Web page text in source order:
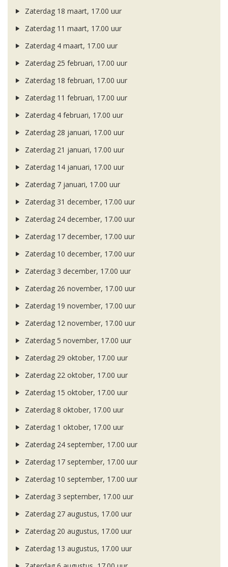
Zaterdag 18 maart, 17.00 uur
Zaterdag 11 maart, 17.00 uur
Zaterdag 4 maart, 17.00 uur
Zaterdag 25 februari, 17.00 uur
Zaterdag 18 februari, 17.00 uur
Zaterdag 11 februari, 17.00 uur
Zaterdag 4 februari, 17.00 uur
Zaterdag 28 januari, 17.00 uur
Zaterdag 21 januari, 17.00 uur
Zaterdag 14 januari, 17.00 uur
Zaterdag 7 januari, 17.00 uur
Zaterdag 31 december, 17.00 uur
Zaterdag 24 december, 17.00 uur
Zaterdag 17 december, 17.00 uur
Zaterdag 10 december, 17.00 uur
Zaterdag 3 december, 17.00 uur
Zaterdag 26 november, 17.00 uur
Zaterdag 19 november, 17.00 uur
Zaterdag 12 november, 17.00 uur
Zaterdag 5 november, 17.00 uur
Zaterdag 29 oktober, 17.00 uur
Zaterdag 22 oktober, 17.00 uur
Zaterdag 15 oktober, 17.00 uur
Zaterdag 8 oktober, 17.00 uur
Zaterdag 1 oktober, 17.00 uur
Zaterdag 24 september, 17.00 uur
Zaterdag 17 september, 17.00 uur
Zaterdag 10 september, 17.00 uur
Zaterdag 3 september, 17.00 uur
Zaterdag 27 augustus, 17.00 uur
Zaterdag 20 augustus, 17.00 uur
Zaterdag 13 augustus, 17.00 uur